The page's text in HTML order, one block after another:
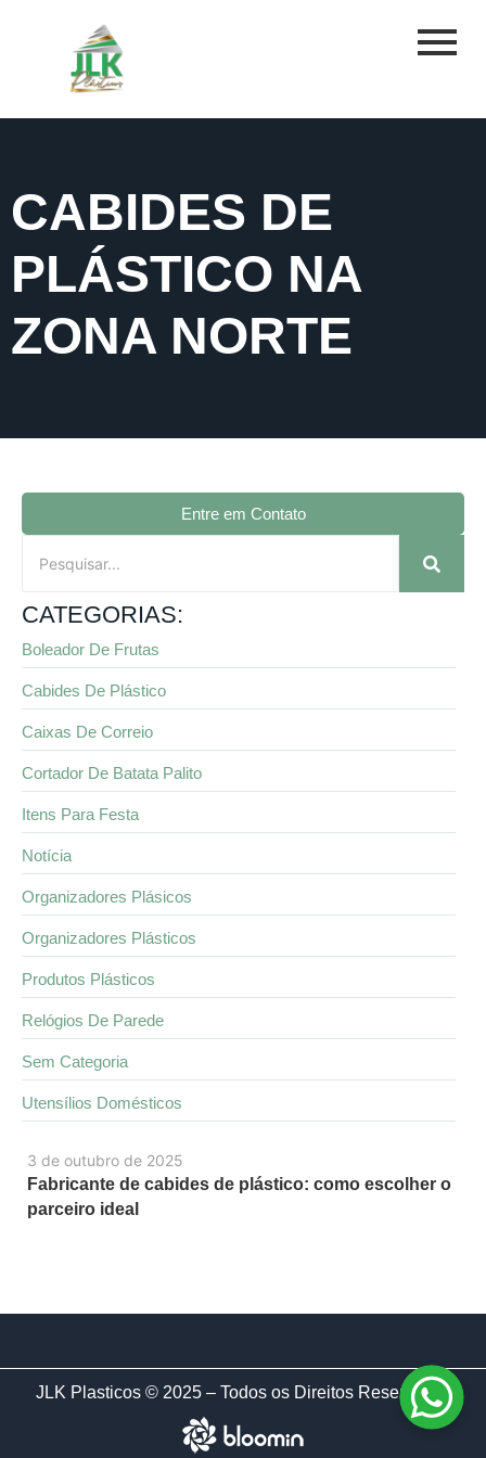
CABIDES DE
PLÁSTICO NA
ZONA NORTE
3 de outubro de 2025
Fabricante de cabides de plástico: como escolher o
parceiro ideal
Entre em Contato
CATEGORIAS:
Boleador De Frutas
Cabides De Plástico
Caixas De Correio
Cortador De Batata Palito
Itens Para Festa
Notícia
Organizadores Plásicos
Organizadores Plásticos
Produtos Plásticos
Relógios De Parede
Sem Categoria
Utensílios Domésticos
JLK Plasticos © 2025 – Todos os Direitos Reservados